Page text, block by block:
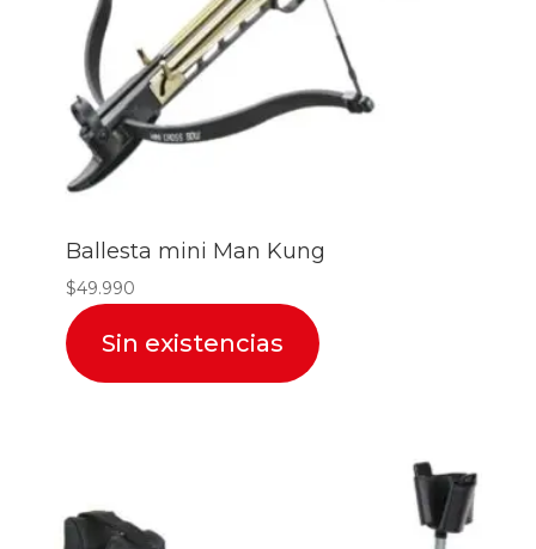
Ballesta mini Man Kung
$49.990
Sin existencias